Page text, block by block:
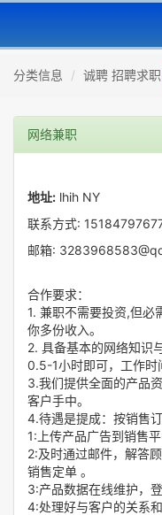
分类信息 诚聘 招聘求职
网络兼职
地址: lhih NY
联系方式:
邮箱:
合作要求：
1. 兼职不需要投资,但必
你多份收入。
2. 具备基本的网络知识
0.5-1小时即可，工作时
3.我们提供全面的产品
客户手中。
4.待遇是提成：按销售
1:上传产品广告到销售
2:及时通过邮件，解答
销售定单 。
3:产品数据在线维护，
4:处理好与客户的关系